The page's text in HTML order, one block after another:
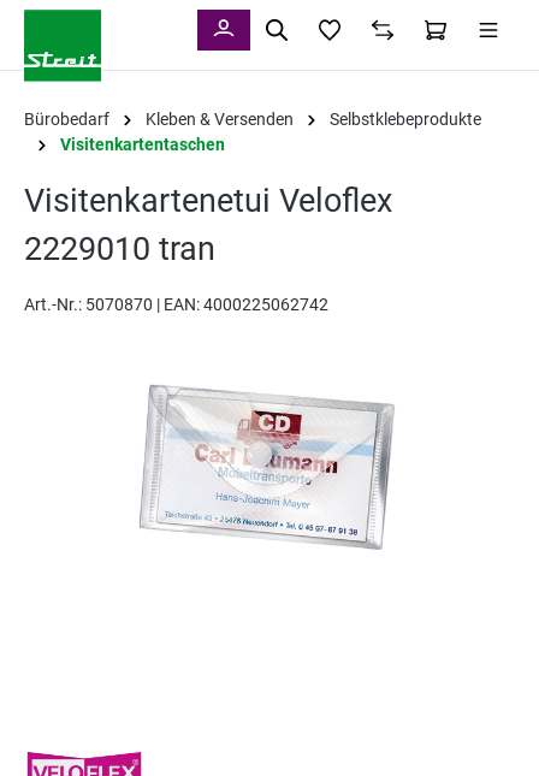
Bürobedarf Kleben & Versenden
Selbstklebeprodukte
Visitenkartentaschen
Visitenkartenetui Veloflex
2229010 tran
Art.-Nr.: 5070870 | EAN: 4000225062742